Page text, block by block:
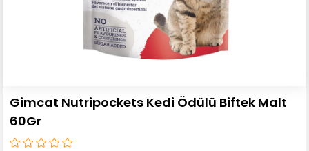
Gimcat Nutripockets Kedi Ödülü Biftek Malt
60Gr